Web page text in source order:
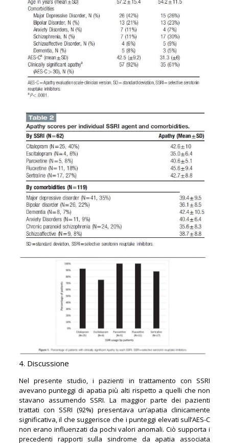
4. Discussione
Nel presente studio, i pazienti in trattamento con SSRI
avevano punteggi di apatia più alti rispetto a quelli che non
stavano assumendo SSRI. La maggior parte dei pazienti
trattati con SSRI (92%) presentava un’apatia clinicamente
significativa, il che suggerisce che i punteggi elevati sull’AES-C
non erano influenzati da pochi valori anomali. Ciò supporta i
precedenti rapporti sulla sindrome da apatia associata